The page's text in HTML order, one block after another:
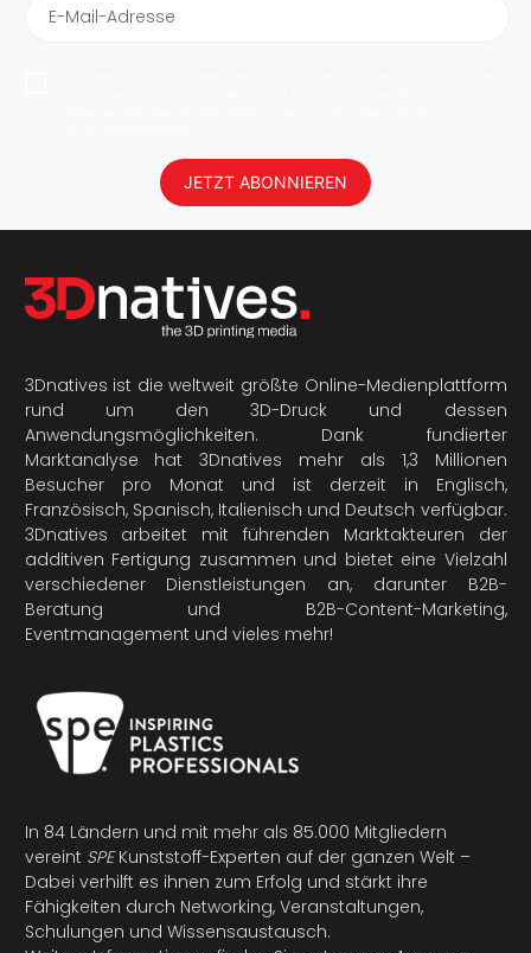
E-Mail-Adresse
JETZT ABONNIEREN
3Dnatives ist die weltweit größte Online-Medienplattform
rund um den 3D-Druck und dessen
Anwendungsmöglichkeiten. Dank fundierter
Marktanalyse hat 3Dnatives mehr als 1,3 Millionen
Besucher pro Monat und ist derzeit in Englisch,
Französisch, Spanisch, Italienisch und Deutsch verfügbar.
3Dnatives arbeitet mit führenden Marktakteuren der
additiven Fertigung zusammen und bietet eine Vielzahl
verschiedener Dienstleistungen an, darunter B2B-
Beratung und B2B-Content-Marketing,
Eventmanagement und vieles mehr!
In 84 Ländern und mit mehr als 85.000 Mitgliedern
vereint SPEKunststoff-Experten auf der ganzen Welt –
Dabei verhilft es ihnen zum Erfolg und stärkt ihre
Fähigkeiten durch Networking, Veranstaltungen,
Schulungen und Wissensaustausch.